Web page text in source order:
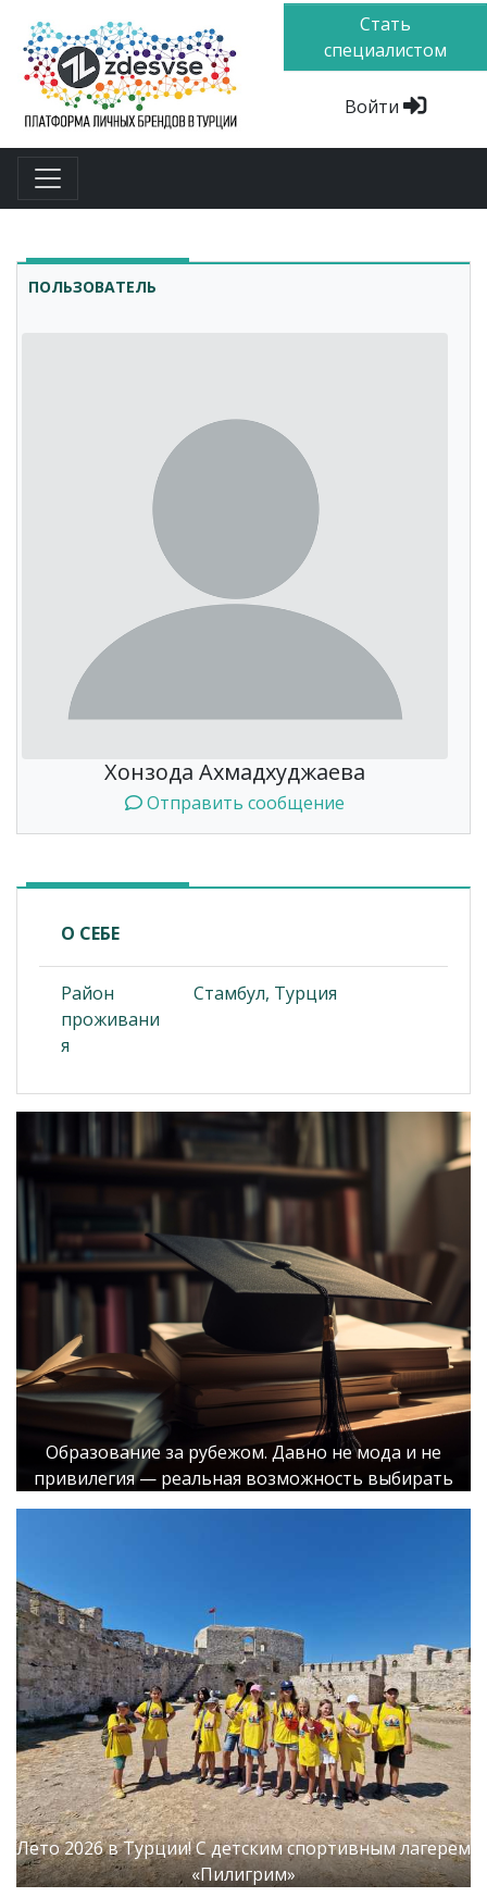
Стать
специалистом
Войти
ПОЛЬЗОВАТЕЛЬ
Хонзода Ахмадхуджаева
Отправить сообщение
О СЕБЕ
Район
проживани
я
Стамбул, Турция
Образование за рубежом. Давно не мода и не
привилегия — реальная возможность выбирать
Лето 2026 в Турции! С детским спортивным лагерем
«Пилигрим»